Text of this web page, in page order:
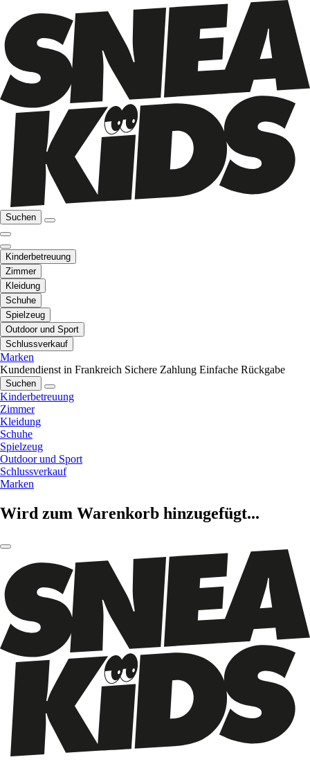
Suchen
Kinderbetreuung
Zimmer
Kleidung
Schuhe
Spielzeug
Outdoor und Sport
Schlussverkauf
Marken
Kundendienst in Frankreich Sichere Zahlung Einfache Rückgabe
Suchen
Kinderbetreuung
Zimmer
Kleidung
Schuhe
Spielzeug
Outdoor und Sport
Schlussverkauf
Marken
Wird zum Warenkorb hinzugefügt...